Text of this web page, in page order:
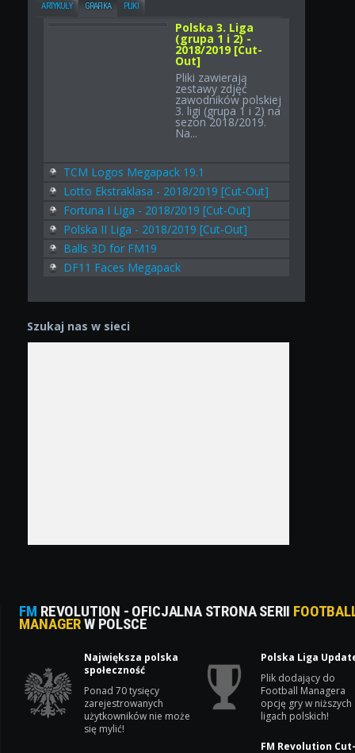
ARTYKUŁY GRAFIKA PLIKI
Polska 3. Liga
(grupa 1 i 2) -
2018/2019 [Cut-
Out]
Pliki zawierają
zestawy zdjęć
zawodników polskiej
3. ligi (grupa 1 i 2) na
sezon 2018/2019.
Na...
TCM Logos Megapack 19.1
Lotto Ekstraklasa - 2018/2019 [Cut-Out]
Fortuna I Liga - 2018/2019 [Cut-Out]
Polska II Liga - 2018/2019 [Cut-Out]
Balls 3D for FM19
DF11 Faces Megapack
Szukaj nas w sieci
FM REVOLUTION - OFICJALNA STRONA SERII
MANAGERW POLSCE
Największa polska
społeczność
Ponad 70 tysięcy
zarejestrowanych
użytkowników nie może
się mylić!
Polska Liga
Plik dodający do
Football Managera
opcję gry w niższych
ligach polskich!
FM Revolution